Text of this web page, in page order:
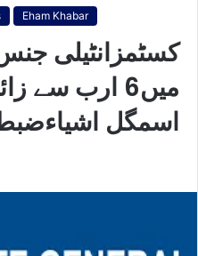
Eham Khabar
کسٹمزانٹیلی
میں6 ارب سے
اسمگل